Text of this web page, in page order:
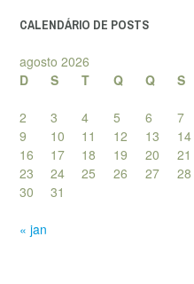
CALENDÁRIO DE POSTS
agosto 2026
D
S T Q Q S
2
3 4 5 6 7
9
10 11 12 13 14
16
17 18 19 20 21
23
24 25 26 27 28
30
31
« jan